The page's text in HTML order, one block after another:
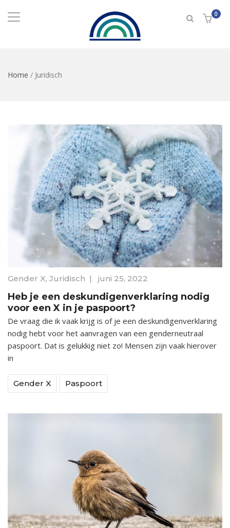
0
Home / Juridisch
Gender X, Juridisch | juni 25, 2022
Heb je een deskundigenverklaring nodig
voor een X in je paspoort?
De vraag die ik vaak krijg is of je een deskundigenverklaring
nodig hebt voor het aanvragen van een genderneutraal
paspoort. Dat is gelukkig niet zo! Mensen zijn vaak hierover
in
Gender X Paspoort